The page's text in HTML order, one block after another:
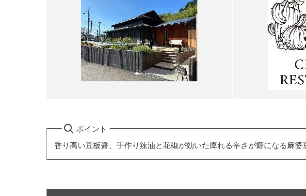
ポイント
香り高い豆板醤、手作り辣油と花椒が効いた痺れる辛さが癖になる麻婆